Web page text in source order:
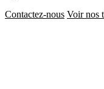
Contactez-nous Voir nos